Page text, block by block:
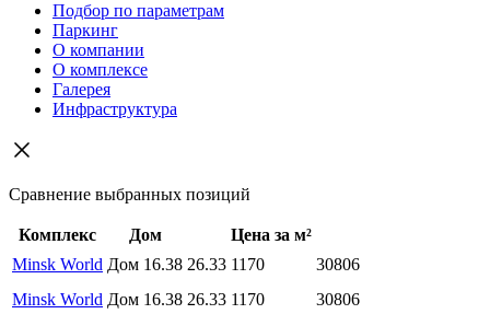
Подбор по параметрам
Паркинг
О компании
О комплексе
Галерея
Инфраструктура
Сравнение выбранных позиций
Комплекс Дом
Цена за м²
Minsk World Дом 16.38 26.33 1170
30806
Minsk World Дом 16.38 26.33 1170 30806